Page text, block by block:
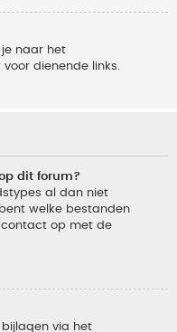
naar het
dienende links.
dit forum?
al dan niet
welke bestanden
op met de
via het